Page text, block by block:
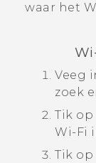
waar het
Veeg
zoek
Tik op
Wi‍-Fi
Tik op